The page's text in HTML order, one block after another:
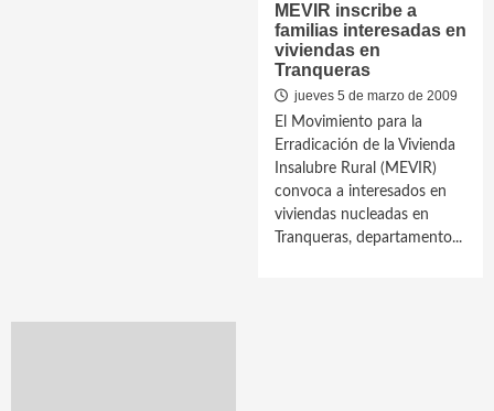
MEVIR inscribe a
familias interesadas en
viviendas en
Tranqueras
jueves 5 de marzo de 2009
El Movimiento para la
Erradicación de la Vivienda
Insalubre Rural (MEVIR)
convoca a interesados en
viviendas nucleadas en
Tranqueras, departamento...